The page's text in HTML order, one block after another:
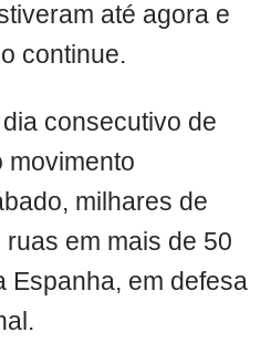
até agora e
continue.
consecutivo de
movimento
milhares de
em mais de 50
Espanha, em defesa